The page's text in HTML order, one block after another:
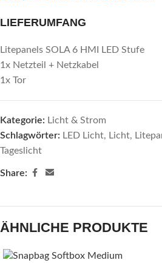
LIEFERUMFANG
Litepanels SOLA 6 HMI LED Stufe
1x Netzteil + Netzkabel
1x Tor
Kategorie: Licht & Strom
Schlagwörter: LED Licht, Licht,
Tageslicht
Share:
ÄHNLICHE PRODUKTE